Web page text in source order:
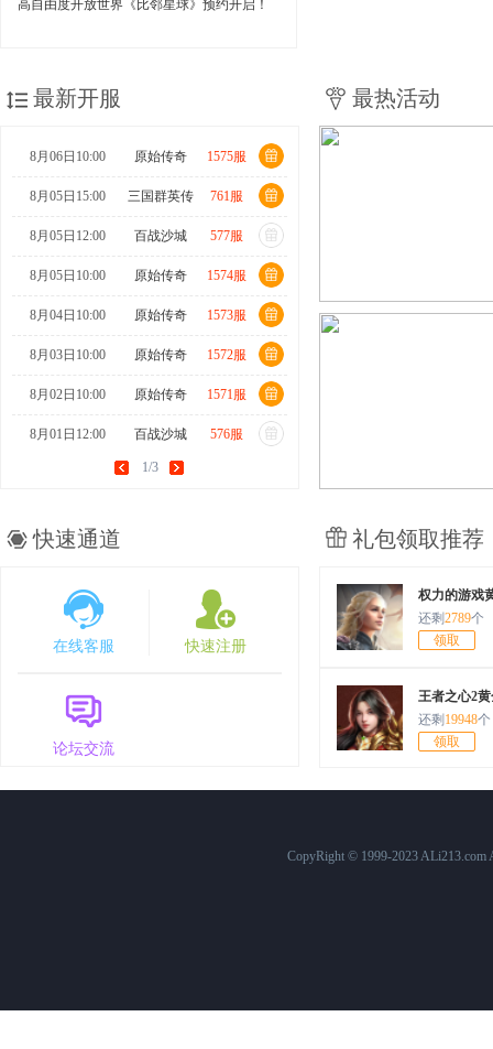
启
高自由度开放世界《比邻星球》预约开启！
最新开服
8月06日10:00 原始传奇 1575服
8月05日15:00 三国群英传 761服
8月05日12:00 百战沙城 577服
8月05日10:00 原始传奇 1574服
8月04日10:00 原始传奇 1573服
8月03日10:00 原始传奇 1572服
8月02日10:00 原始传奇 1571服
8月01日12:00 百战沙城 576服
原始传奇
7月31日10:00
7月30日10:00 1568服
7月25日12:00 574服
7月24日15:00
7月24日10:00
7月23日10:00 原始传奇 1561服
1/3
最热活动
快速通道
在线客服 快速注册
论坛交流
礼包领取推荐
权力的游戏
还剩2789个
领取
王者之心2
还剩19948个
领取
CopyRight © 1999-2023